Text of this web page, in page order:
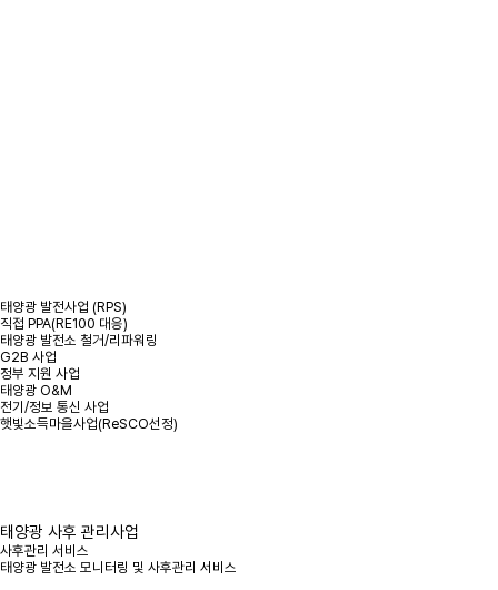
태양광 발전사업 (RPS)
직접 PPA(RE100 대응)
태양광 발전소 철거/리파워링
G2B 사업
정부 지원 사업
태양광 O&M
전기/정보 통신 사업
햇빛소득마을사업(ReSCO선정)
태양광 사후 관리사업
사후관리 서비스
태양광 발전소 모니터링 및 사후관리 서비스